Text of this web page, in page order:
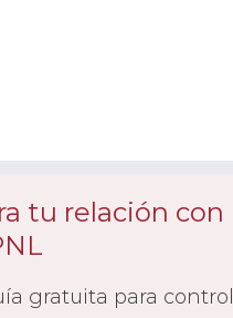
tu relación con
gratuita para